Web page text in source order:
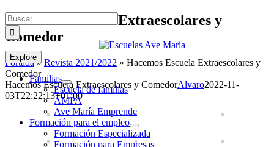
Saltar
al
contenido
Buscar:
Explore
Familias
Escuela de familias
AMPA
Ave María Emprende
Formación para el empleo
Formación Especializada
Formación para Empresas
Hacemos Escuela Extraescolares y
Comedor
Portada» Revista 2021/2022 » Hacemos Escuela Extraescolares y
Comedor
Hacemos Escuela Extraescolares y ComedorAlvaro2022-11-
03T22:22:13+01:00